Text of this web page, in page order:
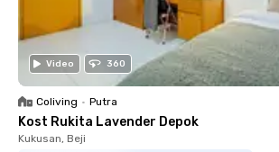
Video 360
Coliving • Putra
Kost Rukita Lavender Depok
Kukusan, Beji